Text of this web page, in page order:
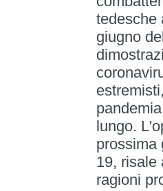
tedesche
giugno
lungo.
prossima
19, risale
ragioni